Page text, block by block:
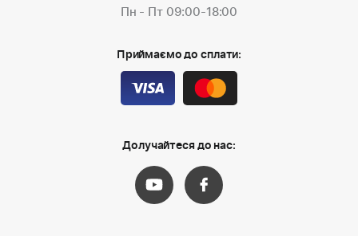
Пн - Пт 09:00-18:00
Приймаємо до сплати:
Долучайтеся до нас: